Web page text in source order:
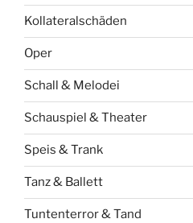
Kollateralschäden
Oper
Schall & Melodei
Schauspiel & Theater
Speis & Trank
Tanz & Ballett
Tuntenterror & Tand